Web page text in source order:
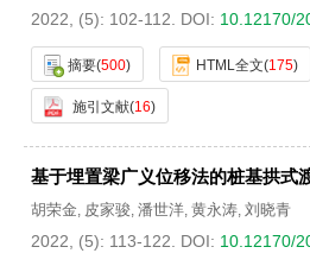
2022, (5): 102-112. DOI: 10.12170/
摘要(500) HTML全文(175)
施引文献(16)
基于埋置梁广义位移法的桩基拱式
胡荣金, 皮家骏, 潘世洋, 黄永涛, 刘晓青
2022, (5): 113-122. DOI: 10.12170/